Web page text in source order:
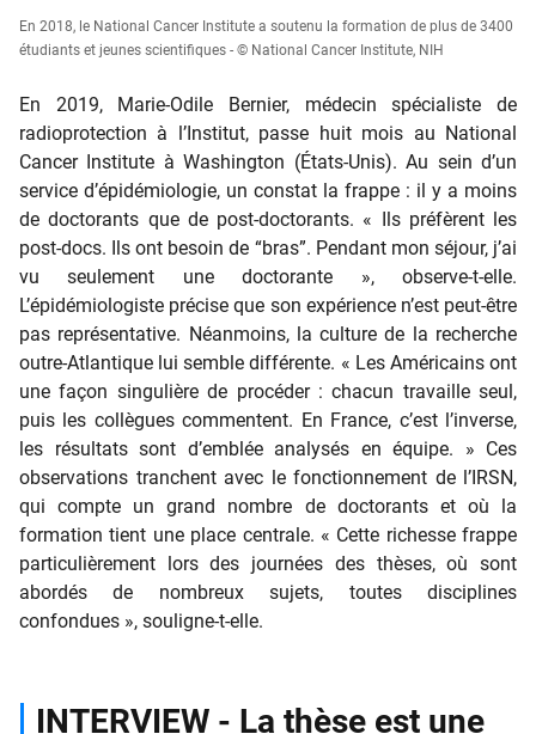
En 2018, le National Cancer Institute a soutenu la formation de plus de 3400
étudiants et jeunes scientifiques - © National Cancer Institute, NIH
En 2019, Marie-Odile Bernier, médecin spécialiste de
radioprotection à l’Institut, passe huit mois au National
Cancer Institute à Washington (États-Unis). Au sein d’un
service d’épidémiologie, un constat la frappe : il y a moins
de doctorants que de post-doctorants. « Ils préfèrent les
post-docs. Ils ont besoin de “bras”. Pendant mon séjour, j’ai
vu seulement une doctorante », observe-t-elle.
L’épidémiologiste précise que son expérience n’est peut-être
pas représentative. Néanmoins, la culture de la recherche
outre-Atlantique lui semble différente. « Les Américains ont
une façon singulière de procéder : chacun travaille seul,
puis les collègues commentent. En France, c’est l’inverse,
les résultats sont d’emblée analysés en équipe. » Ces
observations tranchent avec le fonctionnement de l’IRSN,
qui compte un grand nombre de doctorants et où la
formation tient une place centrale. « Cette richesse frappe
particulièrement lors des journées des thèses, où sont
abordés de nombreux sujets, toutes disciplines
confondues », souligne-t-elle.
INTERVIEW - La thèse est une